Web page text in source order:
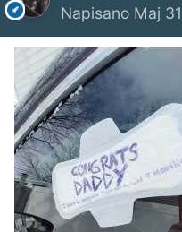
Napisano Maj 31